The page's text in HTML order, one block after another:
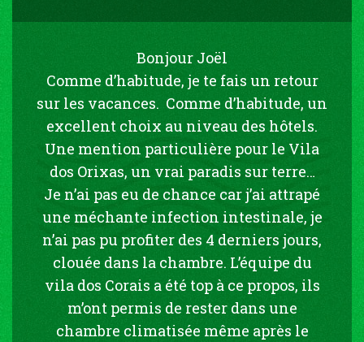
Bonjour Joël
Comme d’habitude, je te fais un retour
sur les vacances. Comme d’habitude, un
excellent choix au niveau des hôtels.
Une mention particulière pour le Vila
dos Orixas, un vrai paradis sur terre…
Je n’ai pas eu de chance car j’ai attrapé
une méchante infection intestinale, je
n’ai pas pu profiter des 4 derniers jours,
clouée dans la chambre. L’équipe du
vila dos Corais a été top à ce propos, ils
m’ont permis de rester dans une
chambre climatisée même après le